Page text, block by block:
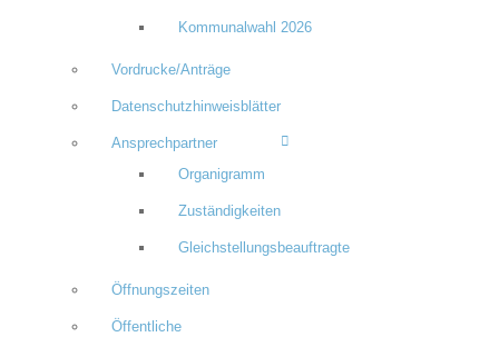
Kommunalwahl 2026
Vordrucke/Anträge
Datenschutzhinweisblätter
Ansprechpartner
Organigramm
Zuständigkeiten
Gleichstellungsbeauftragte
Öffnungszeiten
Öffentliche